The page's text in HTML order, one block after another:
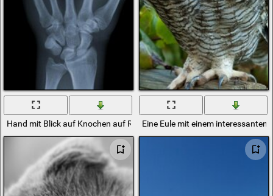
Hand mit Blick auf Knochen auf Röntgenaufnahmen
Eine Eule mit einem